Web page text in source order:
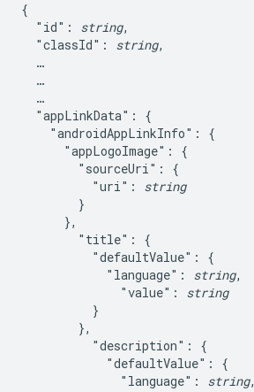
{
  "id":
string,
  "classId":
string,
  …
  …
  …
  "appLinkData": {
    "androidAppLinkInfo": {
      "appLogoImage": {
        "sourceUri": {
          "uri":
string
        }
      },
        "title": {
          "defaultValue": {
            "language":
string,
              "value":
string
          }
        },
          "description": {
            "defaultValue": {
              "language":
string,